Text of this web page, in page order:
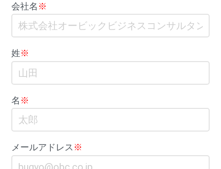
会社名 ※
姓※
名 ※
メールアドレス※